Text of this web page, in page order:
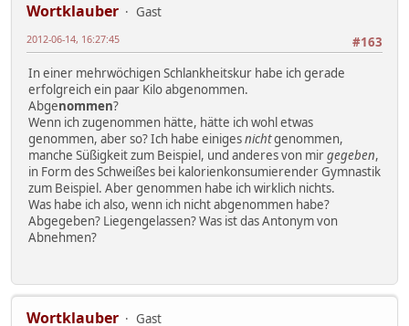
Wortklauber
Gast
#163
2012-06-14, 16:27:45
In einer mehrwöchigen Schlankheitskur habe ich gerade
erfolgreich ein paar Kilo abgenommen.
Abgenommen?
Wenn ich zugenommen hätte, hätte ich wohl etwas
genommen, aber so? Ich habe einigesnichtgenommen,
manche Süßigkeit zum Beispiel, und anderes von mirgegeben,
in Form des Schweißes bei kalorienkonsumierender Gymnastik
zum Beispiel. Aber genommen habe ich wirklich nichts.
Was habe ich also, wenn ich nicht abgenommen habe?
Abgegeben? Liegengelassen? Was ist das Antonym von
Abnehmen?
Wortklauber Gast